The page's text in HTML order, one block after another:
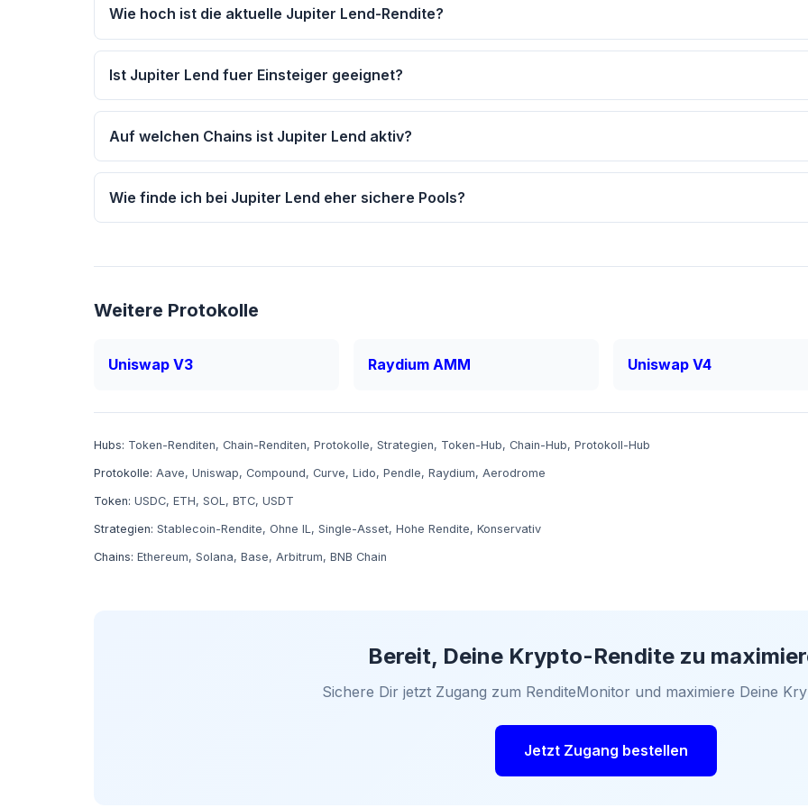
Wie hoch ist die aktuelle Jupiter Lend-Rendite?
Ist Jupiter Lend fuer Einsteiger geeignet?
Auf welchen Chains ist Jupiter Lend aktiv?
Wie finde ich bei Jupiter Lend eher sichere Pools?
Weitere Protokolle
Uniswap V3 Raydium AMM Uniswap V4
Hubs: Token-Renditen, Chain-Renditen, Protokolle, Strategien, Token-Hub, Chain-Hub, Protokoll-Hub
Protokolle: Aave, Uniswap, Compound, Curve, Lido, Pendle, Raydium, Aerodrome
Token: USDC, ETH, SOL , BTC, USDT
Strategien: Stablecoin-Rendite, Ohne IL , Single-Asset, Hohe Rendite, Konservativ
Chains: Ethereum, Solana, Base, Arbitrum, BNB Chain
Bereit, Deine Krypto-Rendite zu
Sichere Dir jetzt Zugang zum RenditeMonitor und maximiere Deine
Jetzt Zugang bestellen